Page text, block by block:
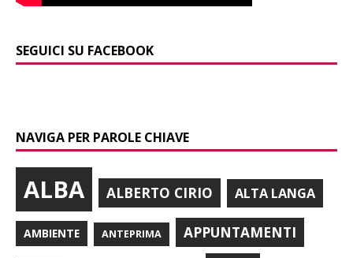
SEGUICI SU FACEBOOK
NAVIGA PER PAROLE CHIAVE
ALBA ALBERTO CIRIO ALTA LANGA
AMBIENTE ANTEPRIMA APPUNTAMENTI